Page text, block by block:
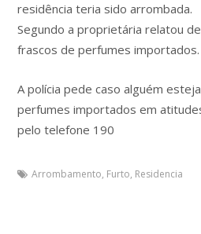
residência teria sido arrombada.
Segundo a proprietária relatou
frascos de perfumes importados.
A polícia pede caso alguém
perfumes importados em
pelo telefone 190
Arrombamento, Furto, Residencia